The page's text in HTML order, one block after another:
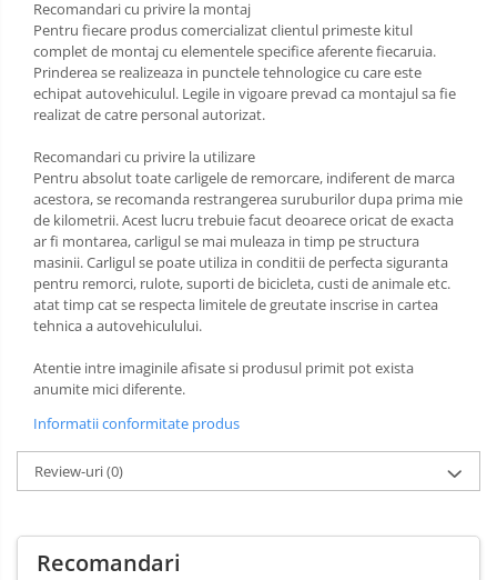
Carlige Skoda
Carlige SsangYong
Carlige Subaru
Carlige Tesla
Carlige Toyota
Carlige Volkswagen
Carlige Volvo
Carlige Xpeng G6
Scut motor Vw
Recomandari cu privire la montaj
Pentru fiecare produs comercializat clientul primeste kitul
complet de montaj cu elementele specifice aferente fiecaruia.
Prinderea se realizeaza in punctele tehnologice cu care este
echipat autovehiculul. Legile in vigoare prevad ca montajul sa fie
realizat de catre personal autorizat.
Recomandari cu privire la utilizare
Pentru absolut toate carligele de remorcare, indiferent de marca
acestora, se recomanda restrangerea suruburilor dupa prima mie
de kilometrii. Acest lucru trebuie facut deoarece oricat de exacta
ar fi montarea, carligul se mai muleaza in timp pe structura
masinii. Carligul se poate utiliza in conditii de perfecta siguranta
pentru remorci, rulote, suporti de bicicleta, custi de animale etc.
atat timp cat se respecta limitele de greutate inscrise in cartea
tehnica a autovehiculului.
Atentie intre imaginile afisate si produsul primit pot exista
anumite mici diferente.
Informatii conformitate produs
Review-uri(0)
Recomandari